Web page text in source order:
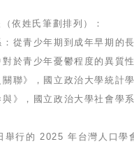
依姓氏筆劃排列）：
從青少年期到成年早期的
於青少年憂鬱程度的異質
聯》，國立政治大學統計
》，國立政治大學社會學
行的 2025 年台灣人口學